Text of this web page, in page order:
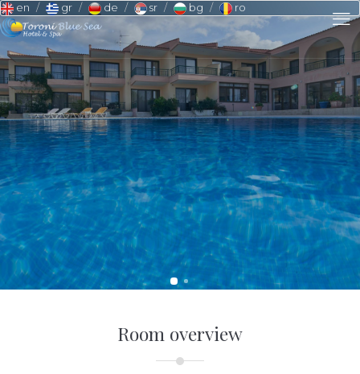
en gr de sr bg ro
Room overview